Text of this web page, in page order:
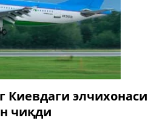
Киевдаги элчихонаси
чиқди